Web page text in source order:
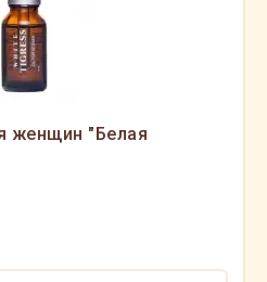
женщин "Белая